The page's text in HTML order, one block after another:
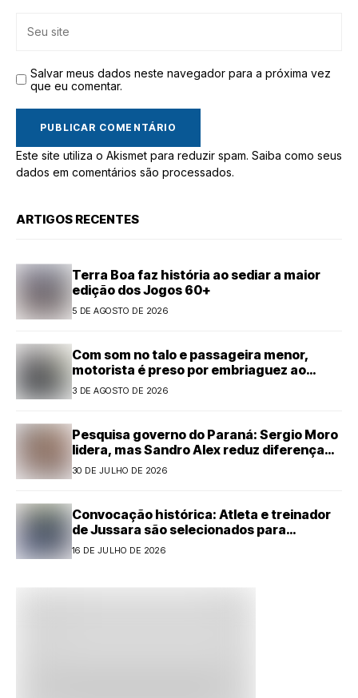
Salvar meus dados neste navegador para a próxima vez
que eu comentar.
Este site utiliza o Akismet para reduzir spam. Saiba como seus
dados em comentários são processados.
ARTIGOS RECENTES
Terra Boa faz história ao sediar a maior
edição dos Jogos 60+
5 DE AGOSTO DE 2026
Com som no talo e passageira menor,
motorista é preso por embriaguez ao
volante em Cianorte
3 DE AGOSTO DE 2026
Pesquisa governo do Paraná: Sergio Moro
lidera, mas Sandro Alex reduz diferença
com forte alta
30 DE JULHO DE 2026
Convocação histórica: Atleta e treinador
de Jussara são selecionados para
representar o Paraná no Handebol
16 DE JULHO DE 2026